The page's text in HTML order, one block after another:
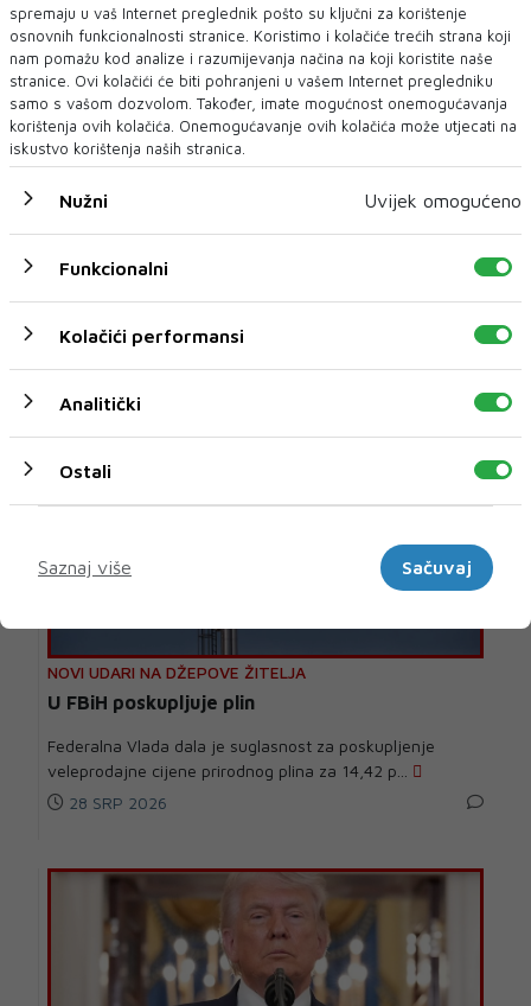
Vijesti BiH
NOVI UDARI NA DŽEPOVE ŽITELJA
U FBiH poskupljuje plin
Federalna Vlada dala je suglasnost za poskupljenje
veleprodajne cijene prirodnog plina za 14,42 p...
28 SRP 2026
spremaju u vaš Internet preglednik pošto su ključni za korištenje
osnovnih funkcionalnosti stranice. Koristimo i kolačiće trećih strana koji
nam pomažu kod analize i razumijevanja načina na koji koristite naše
stranice. Ovi kolačići će biti pohranjeni u vašem Internet pregledniku
samo s vašom dozvolom. Također, imate mogućnost onemogućavanja
korištenja ovih kolačića. Onemogućavanje ovih kolačića može utjecati na
iskustvo korištenja naših stranica.
Nužni Uvijek omogućeno
Funkcionalni
Kolačići performansi
Analitički
Ostali
Saznaj više
Sačuvaj